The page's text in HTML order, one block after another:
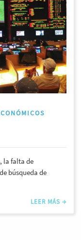
la falta de
búsqueda de
LEER MÁS →